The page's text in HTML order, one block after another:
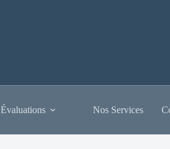
Évaluations Nos Services